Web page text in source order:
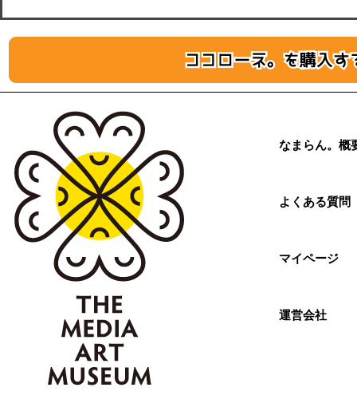
なまらん。概
よくある質問
マイページ
運営会社